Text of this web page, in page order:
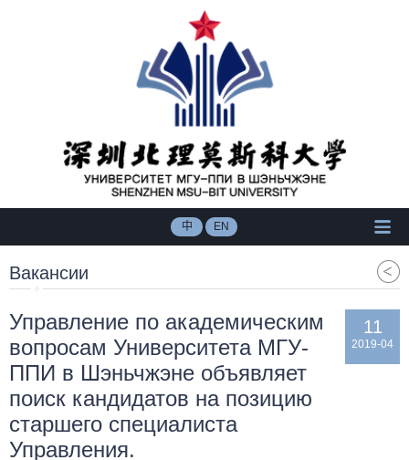
中 EN
Вакансии
Управление по академическим
вопросам Университета МГУ-
ППИ в Шэньчжэне объявляет
поиск кандидатов на позицию
старшего специалиста
Управления.
11
2019-04